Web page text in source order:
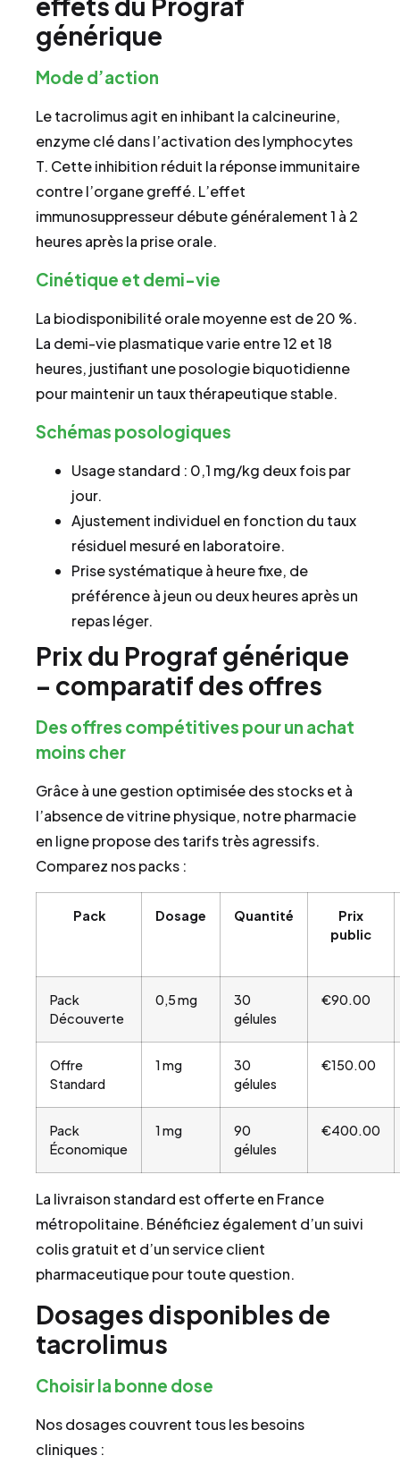
générique
Mode d’action
Le tacrolimus agit en inhibant la calcineurine,
enzyme clé dans l’activation des lymphocytes
T. Cette inhibition réduit la réponse immunitaire
contre l’organe greffé. L’effet
immunosuppresseur débute généralement 1 à 2
heures après la prise orale.
Cinétique et demi-vie
La biodisponibilité orale moyenne est de 20 %.
La demi-vie plasmatique varie entre 12 et 18
heures, justifiant une posologie biquotidienne
pour maintenir un taux thérapeutique stable.
Schémas posologiques
Usage standard : 0,1 mg/kg deux fois par
jour.
Ajustement individuel en fonction du taux
résiduel mesuré en laboratoire.
Prise systématique à heure fixe, de
préférence à jeun ou deux heures après un
repas léger.
Prix du Prograf générique
– comparatif des offres
Des offres compétitives pour un achat
moins cher
Grâce à une gestion optimisée des stocks et à
l’absence de vitrine physique, notre pharmacie
en ligne propose des tarifs très agressifs.
Comparez nos packs :
Pack Dosage Quantité
Prix
public
Pack
Découverte
0,5 mg
30
gélules
€90.00
Offre
Standard
1 mg
30
gélules
€150.00
Pack
Économique
1 mg
90
gélules
€400.00
La livraison standard est offerte en France
métropolitaine. Bénéficiez également d’un suivi
colis gratuit et d’un service client
pharmaceutique pour toute question.
Dosages disponibles de
tacrolimus
Choisir la bonne dose
Nos dosages couvrent tous les besoins
cliniques :